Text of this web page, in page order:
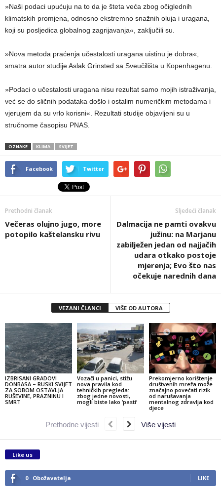
»Naši podaci upućuju na to da je šteta veća zbog očiglednih
klimatskih promjena, odnosno ekstremno snažnih oluja i uragana,
koji su posljedica globalnog zagrijavanja«, zaključili su.
»Nova metoda praćenja učestalosti uragana uistinu je dobra«,
smatra autor studije Aslak Grinsted sa Sveučilišta u Kopenhagenu.
»Podaci o učestalosti uragana nisu rezultat samo mojih istraživanja,
već se do sličnih podataka došlo i ostalim numeričkim metodama i
vjerujem da su vrlo korisni«. Rezultati studije objavljeni su u
stručnome časopisu PNAS.
OZNAKE KLIMA SVIJET
Facebook Twitter
Prethodni članak
Večeras olujno jugo, more
potopilo kaštelansku rivu
Sljedeći članak
Dalmacija ne pamti ovakvu
južinu: na Marjanu
zabilježen jedan od najjačih
udara otkako postoje
mjerenja; Evo što nas
očekuje narednih dana
VEZANI ČLANCI VIŠE OD AUTORA
IZBRISANI GRADOVI
DONBASA – RUSKI SVIJET
ZA SOBOM OSTAVLJA
RUŠEVINE, PRAZNINU I
SMRT
Vozači u panici, stižu
nova pravila kod
tehničkih pregleda:
zbog jedne novosti,
mogli biste lako ‘pasti‘
Prekomjerno korištenje
društvenih mreža može
značajno povećati rizik
od narušavanja
mentalnog zdravlja kod
djece
Prethodne vijesti Više vijesti
Like us
0 Obožavatelja LIKE